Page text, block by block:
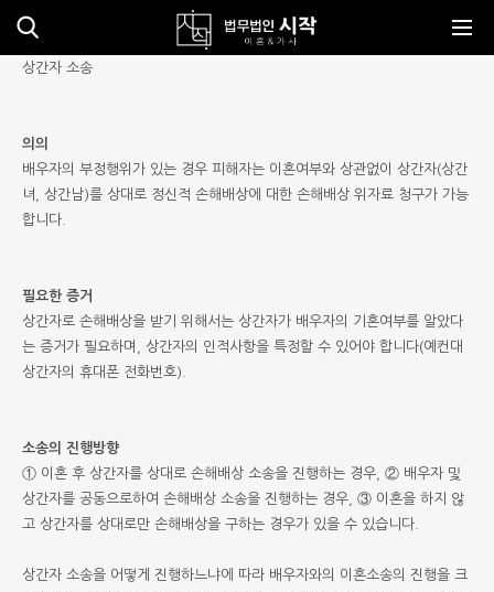
메뉴바로가기
본문바로가기
상간자 소송
의의
배우자의 부정행위가 있는 경우 피해자는 이혼여부와 상관없이 상간자(상간
녀, 상간남)를 상대로 정신적 손해배상에 대한 손해배상 위자료 청구가 가능
합니다.
필요한 증거
상간자로 손해배상을 받기 위해서는 상간자가 배우자의 기혼여부를 알았다
는 증거가 필요하며, 상간자의 인적사항을 특정할 수 있어야 합니다(예컨대
상간자의 휴대폰 전화번호).
소송의 진행방향
① 이혼 후 상간자를 상대로 손해배상 소송을 진행하는 경우, ② 배우자 및
상간자를 공동으로하여 손해배상 소송을 진행하는 경우, ③ 이혼을 하지 않
고 상간자를 상대로만 손해배상을 구하는 경우가 있을 수 있습니다.
상간자 소송을 어떻게 진행하느냐에 따라 배우자와의 이혼소송의 진행을 크